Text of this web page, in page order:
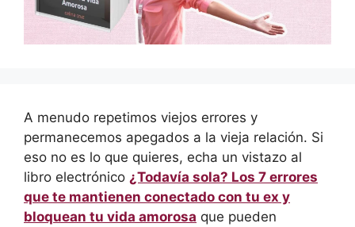
A menudo repetimos viejos errores y
permanecemos apegados a la vieja relación. Si
eso no es lo que quieres, echa un vistazo al
libro electrónico ¿Todavía sola? Los 7 errores
que te mantienen conectado con tu ex y
bloquean tu vida amorosa que pueden